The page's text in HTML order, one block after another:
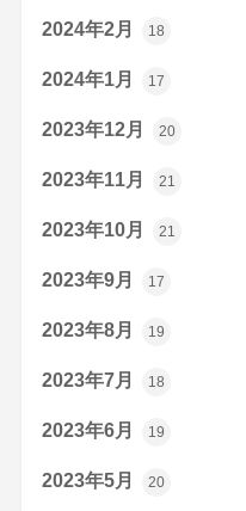
2024年2月 18
2024年1月 17
2023年12月 20
2023年11月 21
2023年10月 21
2023年9月 17
2023年8月 19
2023年7月 18
2023年6月 19
2023年5月 20